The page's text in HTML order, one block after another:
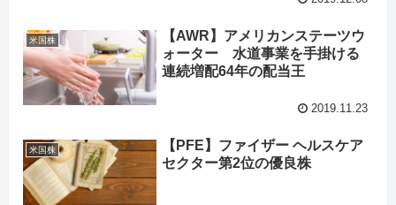
米国株
【AWR】アメリカンステーツウ
ォーター 水道事業を手掛ける
連続増配64年の配当王
2019.11.23
米国株
【PFE】ファイザー ヘルスケア
セクター第2位の優良株